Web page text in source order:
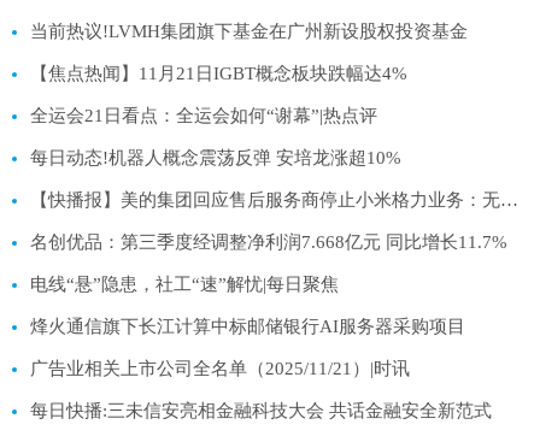
当前热议!LVMH集团旗下基金在广州新设股权投资基金
【焦点热闻】11月21日IGBT概念板块跌幅达4%
全运会21日看点：全运会如何“谢幕”|热点评
每日动态!机器人概念震荡反弹 安培龙涨超10%
【快播报】美的集团回应售后服务商停止小米格力业务：无强制排他性合作行为
名创优品：第三季度经调整净利润7.668亿元 同比增长11.7%
电线“悬”隐患，社工“速”解忧|每日聚焦
烽火通信旗下长江计算中标邮储银行AI服务器采购项目
广告业相关上市公司全名单（2025/11/21）|时讯
每日快播:三未信安亮相金融科技大会 共话金融安全新范式